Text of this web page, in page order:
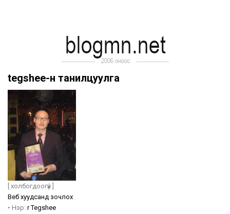
tegshee-н танилцуулга
[ холбогдоогүй ]
Веб хуудсанд зочлох
• Нэр: rTegshee